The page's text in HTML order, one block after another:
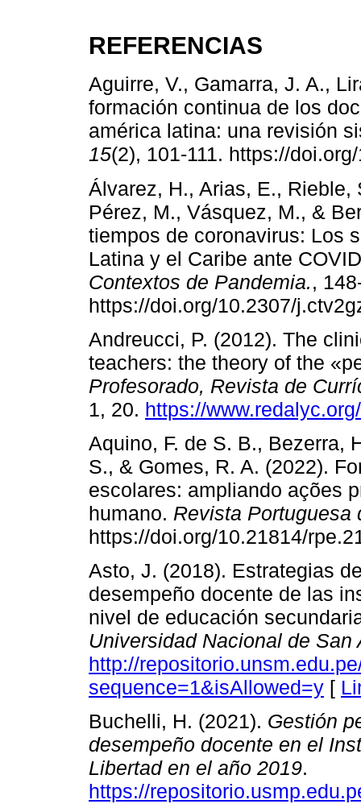
REFERENCIAS
Aguirre, V., Gamarra, J. A.,
formación continua de los
américa latina: una revisión
15(2), 101-111. https://
Álvarez, H., Arias, E.,
Pérez, M., Vásquez, M., &
tiempos de coronavirus: Los
Latina y el Caribe ante
Contextos de Pandemia.,
https://doi.org/10.2307/
Andreucci, P. (2012). The
teachers: the theory of the
Profesorado, Revista de
1, 20. https://
Aquino, F. de S. B., Bezerra,
S., & Gomes, R. A. (2022).
escolares: ampliando ações
humano. Revista Portuguesa
https://doi.org/10.21814/
Asto, J. (2018). Estrategias
desempeño docente de las
nivel de educación
Universidad Nacional de San
http://
sequence=1&isAllowed=y [
Buchelli, H. (2021). Gestión
desempeño docente en el
Libertad en el año 2019.
https://